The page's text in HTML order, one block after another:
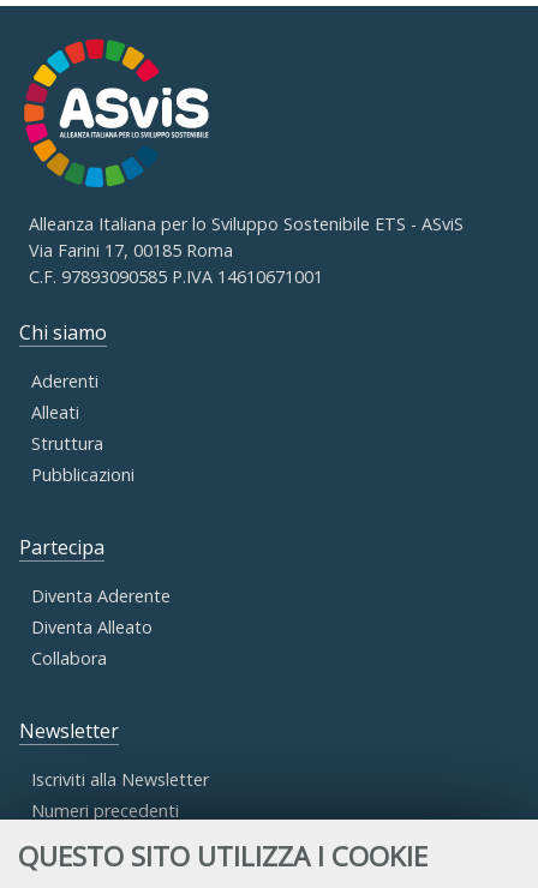
QUESTO SITO UTILIZZA I COOKIE
Alleanza Italiana per lo Sviluppo Sostenibile ETS - ASviS
Via Farini 17, 00185 Roma
C.F. 97893090585 P.IVA 14610671001
Chi siamo
Aderenti
Alleati
Struttura
Pubblicazioni
Partecipa
Diventa Aderente
Diventa Alleato
Collabora
Newsletter
Iscriviti alla Newsletter
Numeri precedenti